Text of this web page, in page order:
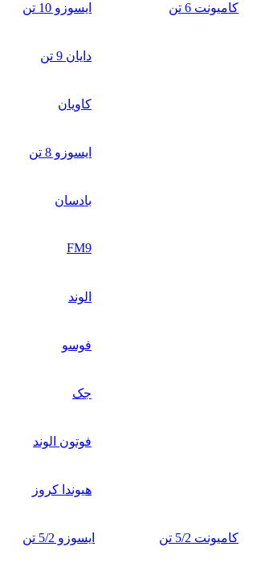
کامیونت 6 تن ایسوزو 10 تن
دایان 9 تن
کاویان
ایسوزو 8 تن
بادسان
FM9
الوند
فوسو
جک
فوتون الوند
هیوندا کروز
کامیونت 5/2 تن ایسوزو 5/2 تن